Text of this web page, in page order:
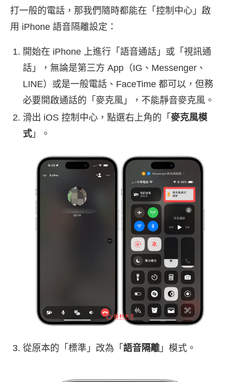
打一般的電話，那我們隨時都能在「控制中心」啟
用 iPhone 語音隔離設定：
開始在 iPhone 上進行「語音通話」或「視訊通
話」，無論是第三方 App（IG、Messenger、
LINE）或是一般電話、FaceTime 都可以，但務
必要開啟通話的「麥克風」，不能靜音麥克風。
滑出 iOS 控制中心，點選右上角的「 麥克風模
式 」。
從原本的「標準」改為「 語音隔離 」模式。